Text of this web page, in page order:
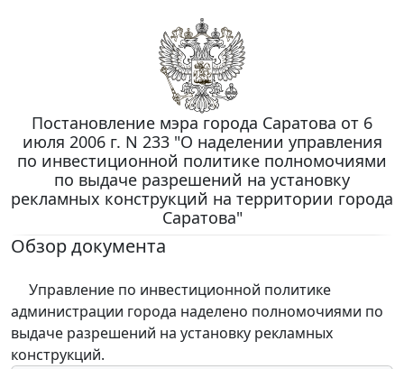
Постановление мэра города Саратова от 6
июля 2006 г. N 233 "О наделении управления
по инвестиционной политике полномочиями
по выдаче разрешений на установку
рекламных конструкций на территории города
Саратова"
Обзор документа
Управление по инвестиционной политике
администрации города наделено полномочиями по
выдаче разрешений на установку рекламных
конструкций.